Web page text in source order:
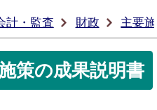
計・監査 財政 主要
策の成果説明書